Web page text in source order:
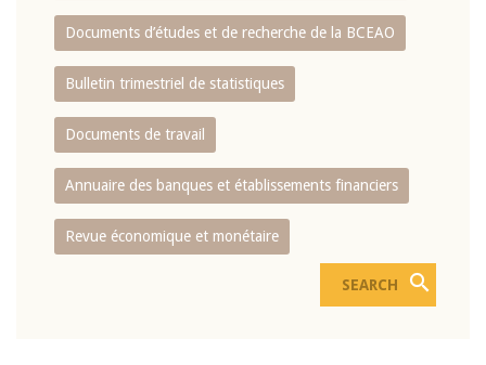
Documents d’études et de recherche de la BCEAO
Bulletin trimestriel de statistiques
Documents de travail
Annuaire des banques et établissements financiers
Revue économique et monétaire